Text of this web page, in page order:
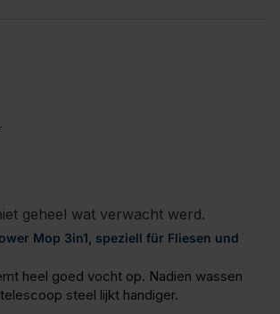
geheel wat verwacht werd.
Mop 3in1, speziell für Fliesen und
heel goed vocht op. Nadien wassen
steel lijkt handiger.